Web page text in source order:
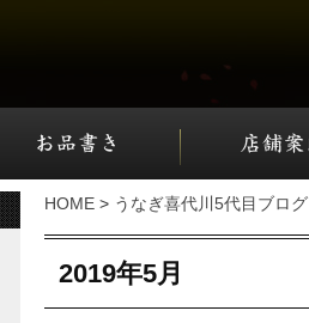
HOME > うなぎ喜代川5代目ブログ
2019年5月